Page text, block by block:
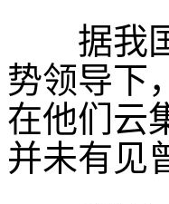
据我国
势领导下
在他们云
并未有见